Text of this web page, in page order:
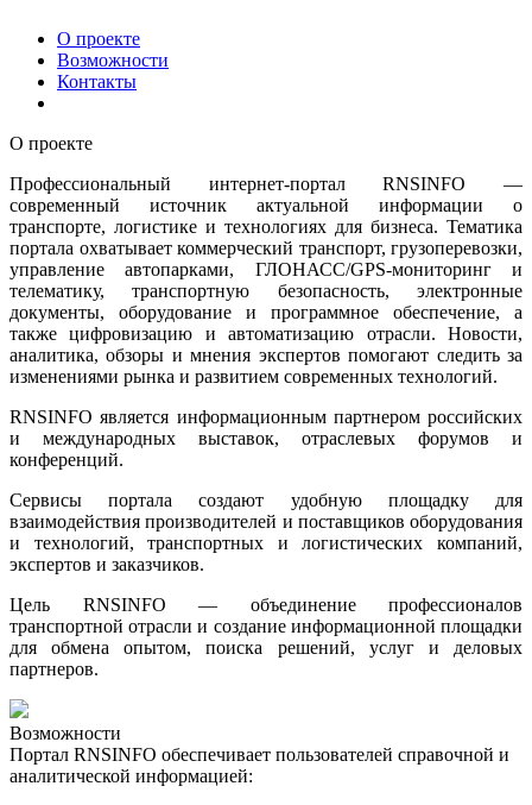
О проекте
Возможности
Контакты
О проекте
Профессиональный интернет-портал RNSINFO —
современный источник актуальной информации о
транспорте, логистике и технологиях для бизнеса. Тематика
портала охватывает коммерческий транспорт, грузоперевозки,
управление автопарками, ГЛОНАСС/GPS-мониторинг и
телематику, транспортную безопасность, электронные
документы, оборудование и программное обеспечение, а
также цифровизацию и автоматизацию отрасли. Новости,
аналитика, обзоры и мнения экспертов помогают следить за
изменениями рынка и развитием современных технологий.
RNSINFO является информационным партнером российских
и международных выставок, отраслевых форумов и
конференций.
Сервисы портала создают удобную площадку для
взаимодействия производителей и поставщиков оборудования
и технологий, транспортных и логистических компаний,
экспертов и заказчиков.
Цель RNSINFO — объединение профессионалов
транспортной отрасли и создание информационной площадки
для обмена опытом, поиска решений, услуг и деловых
партнеров.
Возможности
Портал RNSINFO обеспечивает пользователей справочной и
аналитической информацией: